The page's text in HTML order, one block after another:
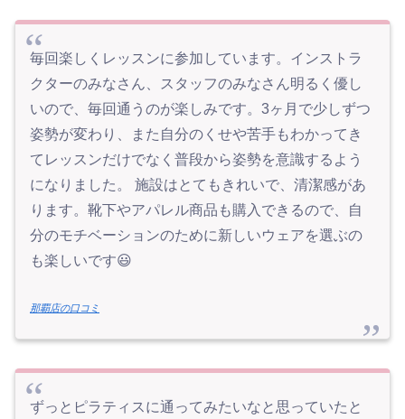
毎回楽しくレッスンに参加しています。インストラ
クターのみなさん、スタッフのみなさん明るく優し
いので、毎回通うのが楽しみです。3ヶ月で少しずつ
姿勢が変わり、また自分のくせや苦手もわかってき
てレッスンだけでなく普段から姿勢を意識するよう
になりました。 施設はとてもきれいで、清潔感があ
ります。靴下やアパレル商品も購入できるので、自
分のモチベーションのために新しいウェアを選ぶの
も楽しいです😃
那覇店の口コミ
ずっとピラティスに通ってみたいなと思っていたと